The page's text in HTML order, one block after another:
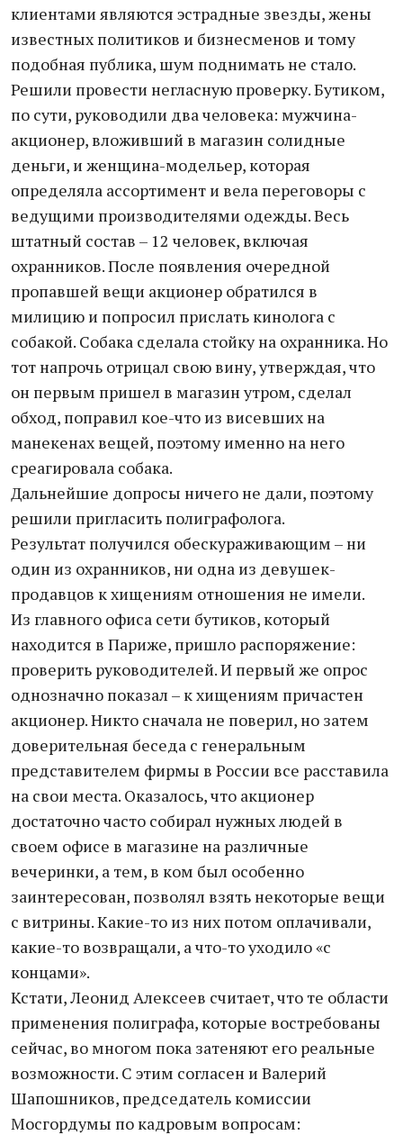
клиентами являются эстрадные звезды, жены
известных политиков и бизнесменов и тому
подобная публика, шум поднимать не стало.
Решили провести негласную проверку. Бутиком,
по сути, руководили два человека: мужчина-
акционер, вложивший в магазин солидные
деньги, и женщина-модельер, которая
определяла ассортимент и вела переговоры с
ведущими производителями одежды. Весь
штатный состав – 12 человек, включая
охранников. После появления очередной
пропавшей вещи акционер обратился в
милицию и попросил прислать кинолога с
собакой. Собака сделала стойку на охранника. Но
тот напрочь отрицал свою вину, утверждая, что
он первым пришел в магазин утром, сделал
обход, поправил кое-что из висевших на
манекенах вещей, поэтому именно на него
среагировала собака.
Дальнейшие допросы ничего не дали, поэтому
решили пригласить полиграфолога.
Результат получился обескураживающим – ни
один из охранников, ни одна из девушек-
продавцов к хищениям отношения не имели.
Из главного офиса сети бутиков, который
находится в Париже, пришло распоряжение:
проверить руководителей. И первый же опрос
однозначно показал – к хищениям причастен
акционер. Никто сначала не поверил, но затем
доверительная беседа с генеральным
представителем фирмы в России все расставила
на свои места. Оказалось, что акционер
достаточно часто собирал нужных людей в
своем офисе в магазине на различные
вечеринки, а тем, в ком был особенно
заинтересован, позволял взять некоторые вещи
с витрины. Какие-то из них потом оплачивали,
какие-то возвращали, а что-то уходило «с
концами».
Кстати, Леонид Алексеев считает, что те области
применения полиграфа, которые востребованы
сейчас, во многом пока затеняют его реальные
возможности. С этим согласен и Валерий
Шапошников, председатель комиссии
Мосгордумы по кадровым вопросам: